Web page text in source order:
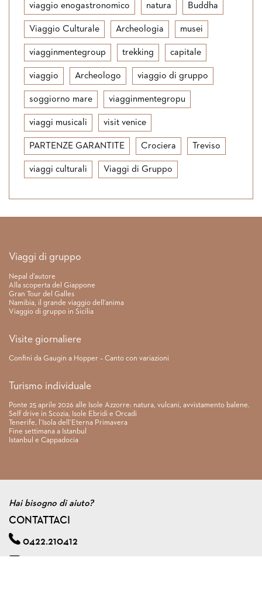
viaggio enogastronomico natura Buddha
Viaggio Culturale Archeologia musei
viagginmentegroup trekking capitale
viaggio Archeologo viaggio di gruppo
soggiorno mare viagginmentegropu
viaggi musicali visit venice
PARTENZE GARANTITE Crociera Treviso
viaggi culturali Viaggi di Gruppo
Link rapidi
Viaggi di gruppo
Nepal d’autore
Alla scoperta del Giappone
Gran Tour del Galles
Namibia, il grande viaggio dell’anima
Viaggio di gruppo in Sicilia
Visite giornaliere
Confini da Gaugin a Hopper – Canto con variazioni
Turismo individuale
Ponte 25 aprile 2026 alle Isole Azzorre: natura, vulcani, avvistamento balene.
Self drive in Scozia, Isole Ebridi e Orcadi
Tenerife, l’Isola dell’Eterna Primavera
Fine settimana a Istanbul
Istanbul e Cappadocia
Hai bisogno di aiuto?
CONTATTACI
0422.210412